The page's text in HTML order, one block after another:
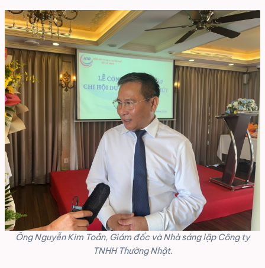
Ông Nguyễn Kim Toản, Giám đốc và Nhà sáng lập Công ty
TNHH Thường Nhật.